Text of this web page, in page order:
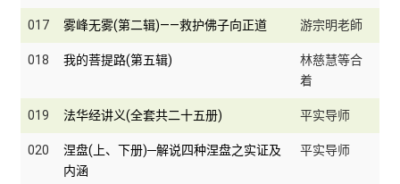
017 雾峰无雾(第二辑)——救护佛子向正道 游宗明老師
018 我的菩提路(第五辑)
林慈慧等合
着
019 法华经讲义(全套共二十五册) 平实导师
020
涅盘(上、下册)─解说四种涅盘之实证及
内涵
平实导师